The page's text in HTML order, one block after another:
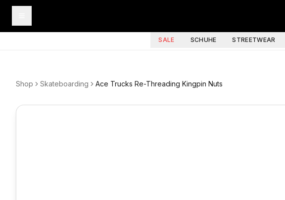
SALE SCHUHE STREETWEAR
Shop Skateboarding Ace Trucks Re-Threading Kingpin Nuts